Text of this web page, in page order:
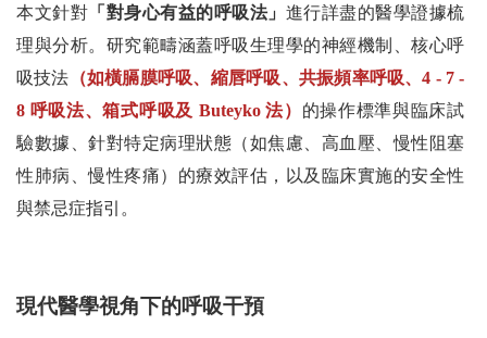
本文針對 「對身心有益的呼吸法」 進行詳盡的醫學證據梳
理與分析。研究範疇涵蓋呼吸生理學的神經機制、核心呼
吸技法 （如橫膈膜呼吸、縮唇呼吸、共振頻率呼吸、4 - 7 -
8 呼吸法、箱式呼吸及 Buteyko 法） 的操作標準與臨床試
驗數據、針對特定病理狀態（如焦慮、高血壓、慢性阻塞
性肺病、慢性疼痛）的療效評估，以及臨床實施的安全性
與禁忌症指引。
現代醫學視角下的呼吸干預